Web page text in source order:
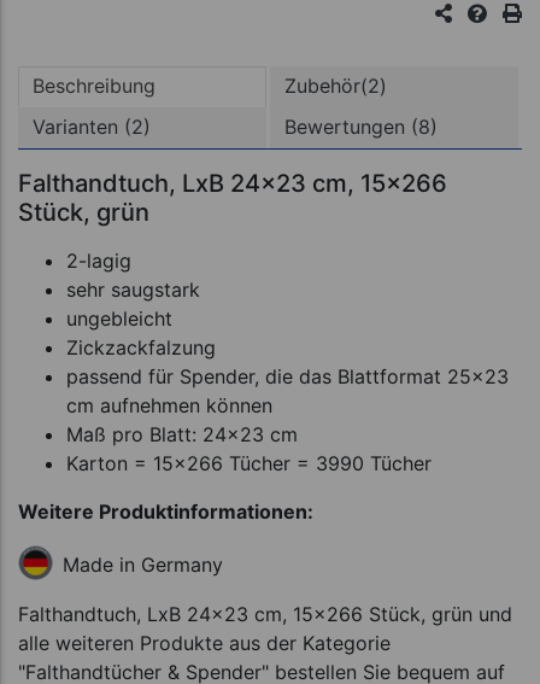
Beschreibung
Zubehör(2)
Varianten (2)
Bewertungen (8)
Falthandtuch, LxB 24x23 cm, 15x266
Stück, grün
2-lagig
sehr saugstark
ungebleicht
Zickzackfalzung
passend für Spender, die das Blattformat 25x23
cm aufnehmen können
Maß pro Blatt: 24x23 cm
Karton = 15x266 Tücher = 3990 Tücher
Weitere Produktinformationen:
Made in Germany
Falthandtuch, LxB 24x23 cm, 15x266 Stück, grün und
alle weiteren Produkte aus der Kategorie
"Falthandtücher & Spender" bestellen Sie bequem auf